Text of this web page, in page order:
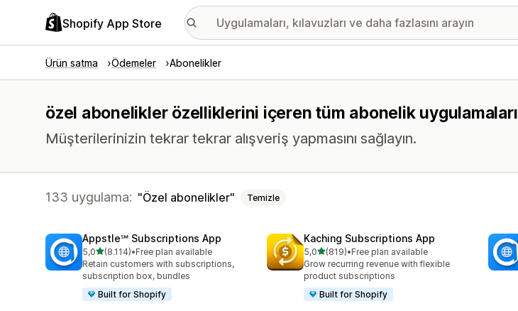
Shopify App Store
Ürün satma Ödemeler Abonelikler
özel abonelikler özelliklerini içeren tüm abonelik uygulamaları
Müşterilerinizin tekrar tekrar alışveriş yapmasını sağlayın.
133 uygulama: Özel abonelikler Temizle
Appstle℠ Subscriptions App
5,05 yıldız üzerinden
(8.114)
toplam 8114 değerlendirme
•Free plan available
Retain customers with subscriptions,
subscription box, bundles
Built for Shopify
Kaching Subscriptions App
5,05 yıldız üzerinden
(819)
toplam 819 değerlendirme
•Free plan available
Grow recurring revenue with flexible
product subscriptions
Built for Shopify